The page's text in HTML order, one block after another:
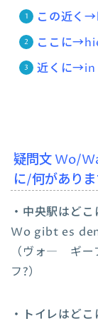
この近く
ここに
近くに
疑問文 Wo/
に/何があり
・中央駅はどこ
Wo gibt es
（ヴォ― ギ
フ?）
・トイレはどこ